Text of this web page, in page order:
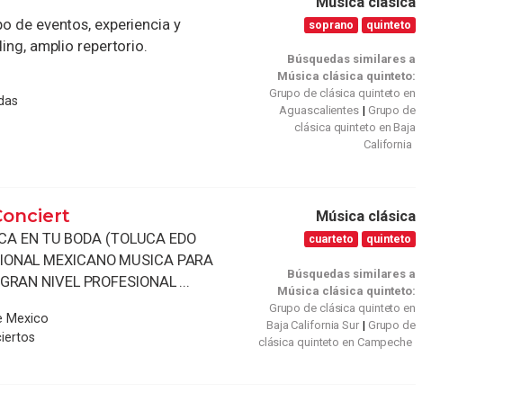
de eventos, experiencia y
amplio repertorio.
soprano quinteto
Búsquedas similares a
Música clásica quinteto:
Grupo de clásica quinteto en
Aguascalientes
Grupo de
clásica quinteto en Baja
California
EN TU BODA (TOLUCA EDO
MEXICANO MUSICA PARA
NIVEL PROFESIONAL ...
Mexico
Música clásica
cuarteto quinteto
Búsquedas similares a
Música clásica quinteto:
Grupo de clásica quinteto en
Baja California Sur
Grupo de
clásica quinteto en Campeche